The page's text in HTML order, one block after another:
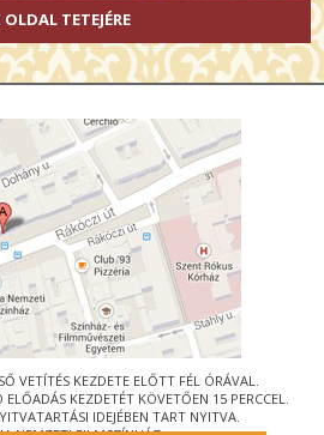
TETEJÉRE
VETÍTÉS KEZDETE ELŐTT FÉL ÓRÁVAL.
KEZDETÉT KÖVETŐEN 15 PERCCEL.
IDEJÉBEN TART NYITVA.